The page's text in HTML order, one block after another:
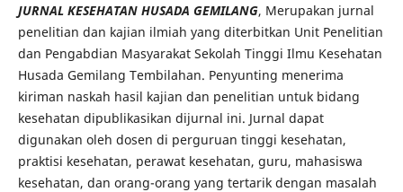
JURNAL KESEHATAN HUSADA GEMILANG, Merupakan jurnal
penelitian dan kajian ilmiah yang diterbitkan Unit Penelitian
dan Pengabdian Masyarakat Sekolah Tinggi Ilmu Kesehatan
Husada Gemilang Tembilahan. Penyunting menerima
kiriman naskah hasil kajian dan penelitian untuk bidang
kesehatan dipublikasikan dijurnal ini. Jurnal dapat
digunakan oleh dosen di perguruan tinggi kesehatan,
praktisi kesehatan, perawat kesehatan, guru, mahasiswa
kesehatan, dan orang-orang yang tertarik dengan masalah